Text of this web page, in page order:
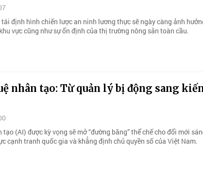
tái định hình chiến lược an ninh lương thực sẽ ngày càng ảnh
vực cũng như sự ổn định của thị trường nông sản toàn cầu.
nhân tạo: Từ quản lý bị động sang
tạo (AI) được kỳ vọng sẽ mở “đường băng” thể chế cho đổi mới
cạnh tranh quốc gia và khẳng định chủ quyền số của Việt Nam.